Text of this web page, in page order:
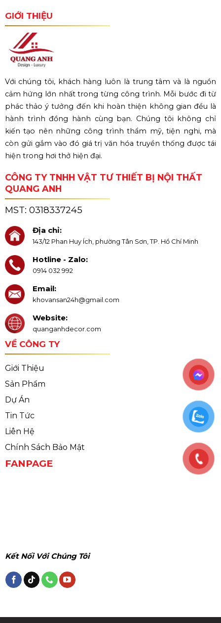
GIỚI THIỆU
Với chúng tôi, khách hàng luôn là trung tâm và là nguồn
cảm hứng lớn nhất trong từng công trình. Mỗi bước đi từ
phác thảo ý tưởng đến khi hoàn thiện không gian đều là
hành trình đồng hành cùng bạn. Chúng tôi không chỉ
kiến tạo nên những công trình thẩm mỹ, tiện nghi, mà
còn gửi gắm vào đó giá trị văn hóa truyền thống được tái
hiện trong hơi thở hiện đại.
CÔNG TY TNHH VẬT TƯ THIẾT BỊ NỘI THẤT
QUANG ANH
MST: 0318337245
Địa chỉ:
143/12 Phan Huy Ích, phường Tân Sơn, TP. Hồ Chí Minh
Hotline - Zalo:
0914 032 992
Email:
khovansan24h@gmail.com
Website:
quanganhdecor.com
VỀ CÔNG TY
Giới Thiệu
Sản Phẩm
Dự Án
Tin Tức
Liên Hệ
Chính Sách Bảo Mật
FANPAGE
Kết Nối Với Chúng Tôi